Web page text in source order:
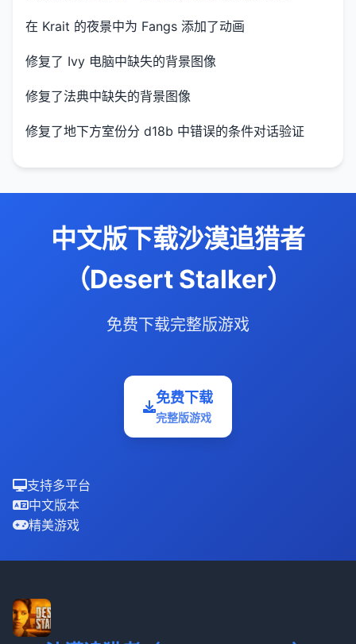
在 Krait 的夜景中为 Fangs 添加了动画
修复了 Ivy 电脑中缺失的背景图像
修复了法典中缺失的背景图像
修复了地下方室份分 d18b 中错误的条件对话验证
中文版下载沙漠追猎者
（Desert Stalker）
免费下载完整版游戏
免费下载
完整版游戏
支持多平台
中文版本
精美游戏